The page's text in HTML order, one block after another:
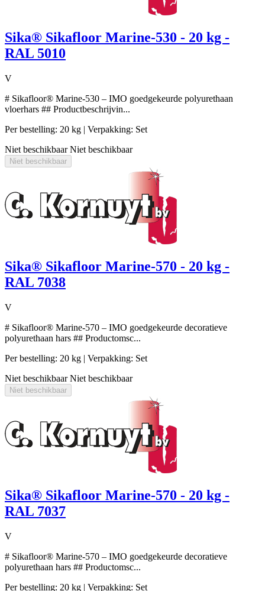
Sika® Sikafloor Marine-530 - 20 kg -
RAL 5010
V
# Sikafloor® Marine-530 – IMO goedgekeurde polyurethaan
vloerhars ## Productbeschrijvin...
Per bestelling: 20 kg | Verpakking: Set
Niet beschikbaarNiet beschikbaar
Niet beschikbaar
Sika® Sikafloor Marine-570 - 20 kg -
RAL 7038
V
# Sikafloor® Marine-570 – IMO goedgekeurde decoratieve
polyurethaan hars ## Productomsc...
Per bestelling: 20 kg | Verpakking: Set
Niet beschikbaarNiet beschikbaar
Niet beschikbaar
Sika® Sikafloor Marine-570 - 20 kg -
RAL 7037
V
# Sikafloor® Marine-570 – IMO goedgekeurde decoratieve
polyurethaan hars ## Productomsc...
Per bestelling: 20 kg | Verpakking: Set